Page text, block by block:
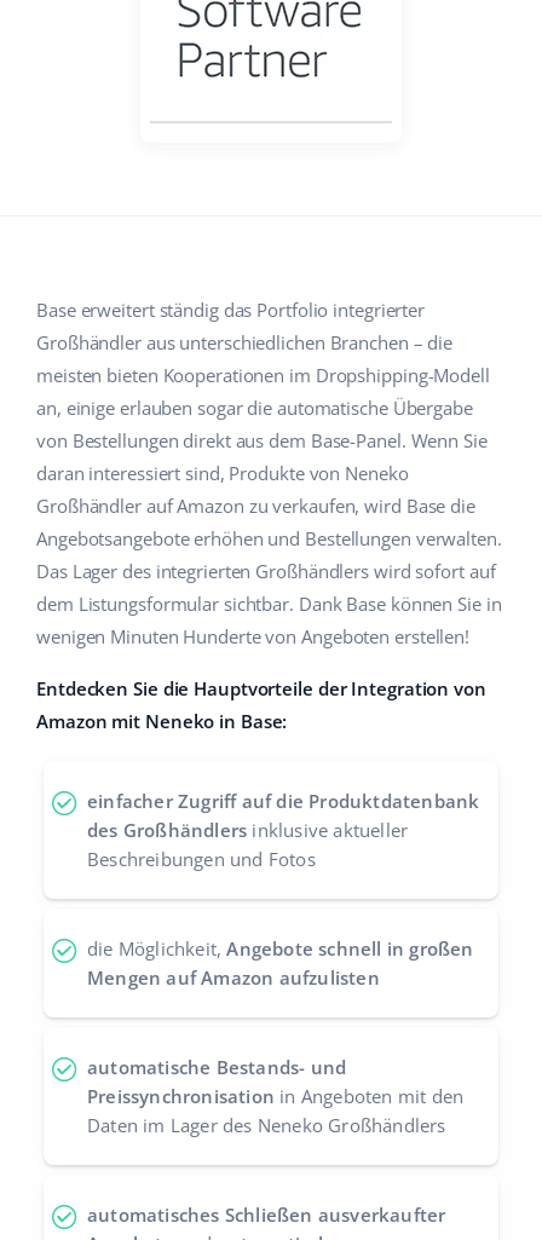
Marktplatz-Manager
Ecosystem
Base Analytics
Base Connect
Produkte für Kinder
Mode
Marketplace Ebook
Systemimplementierungen
Base.com Audit
Andere
Zusammenarbeit und Partner
Kontakt
Ελληνικά
español (AR)
español (MX)
Français
polski
português (BR)
română
Base erweitert ständig das Portfolio integrierter
Großhändler aus unterschiedlichen Branchen – die
meisten bieten Kooperationen im Dropshipping-Modell
an, einige erlauben sogar die automatische Übergabe
von Bestellungen direkt aus dem Base-Panel. Wenn Sie
daran interessiert sind, Produkte von Neneko
Großhändler auf Amazon zu verkaufen, wird Base die
Angebotsangebote erhöhen und Bestellungen verwalten.
Das Lager des integrierten Großhändlers wird sofort auf
dem Listungsformular sichtbar. Dank Base können Sie in
wenigen Minuten Hunderte von Angeboten erstellen!
Entdecken Sie die Hauptvorteile der Integration von
Amazon mit Neneko in Base:
einfacher Zugriff auf die Produktdatenbank
des Großhändlers inklusive aktueller
Beschreibungen und Fotos
die Möglichkeit,Angebote schnell in großen
Mengen auf Amazon aufzulisten
automatische Bestands- und
Preissynchronisation in Angeboten mit den
Daten im Lager des Neneko Großhändlers
automatisches Schließen ausverkaufter